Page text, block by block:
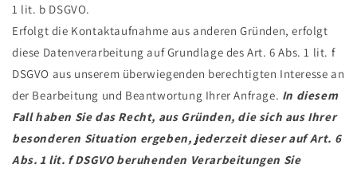
1 lit. b DSGVO.
Erfolgt die Kontaktaufnahme aus anderen Gründen, erfolgt
diese Datenverarbeitung auf Grundlage des Art. 6 Abs. 1 lit. f
DSGVO aus unserem überwiegenden berechtigten Interesse an
der Bearbeitung und Beantwortung Ihrer Anfrage. In diesem
Fall haben Sie das Recht, aus Gründen, die sich aus Ihrer
besonderen Situation ergeben, jederzeit dieser auf Art. 6
Abs. 1 lit. f DSGVO beruhenden Verarbeitungen Sie